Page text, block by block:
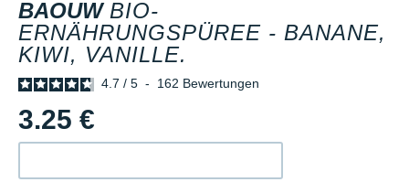
BAOUW BIO-
ERNÄHRUNGSPÜREE - BANANE,
KIWI, VANILLE.
4.7 / 5 - 162 Bewertungen
3.25 €